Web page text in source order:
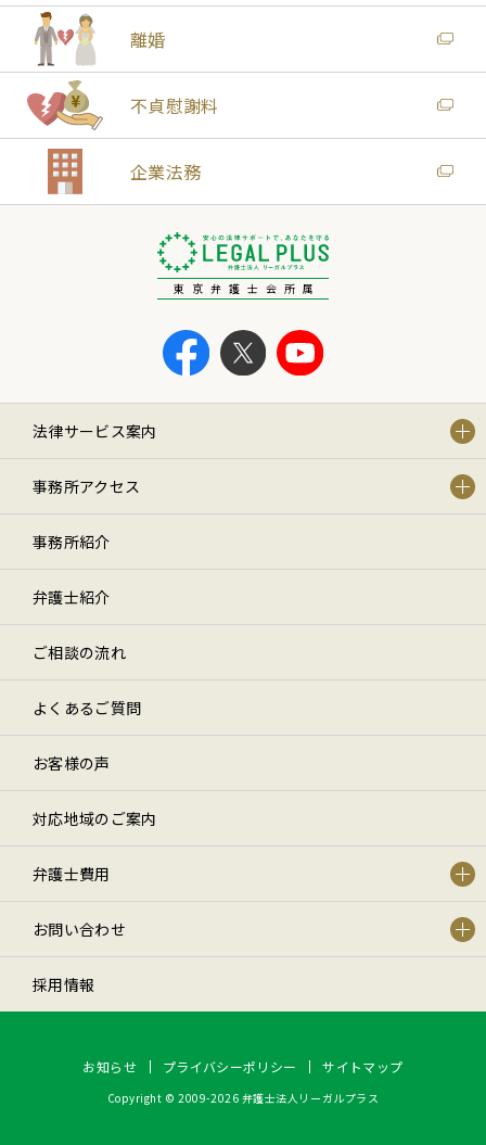
離婚
不貞慰謝料
企業法務
東京弁護士会所属
法律サービス案内
事務所アクセス
事務所紹介
弁護士紹介
ご相談の流れ
よくあるご質問
お客様の声
対応地域のご案内
弁護士費用
お問い合わせ
採用情報
お知らせ プライバシーポリシー サイトマップ
Copyright © 2009-2026 弁護士法人リーガルプラス